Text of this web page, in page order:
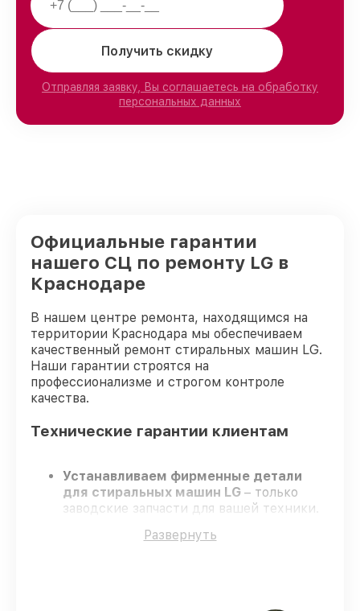
Получить скидку
Отправляя заявку, Вы соглашаетесь на обработку
персональных данных
Официальные гарантии
нашего СЦ по ремонту LG в
Краснодаре
В нашем центре ремонта, находящимся на
территории Краснодара мы обеспечиваем
качественный ремонт стиральных машин LG.
Наши гарантии строятся на
профессионализме и строгом контроле
качества.
Технические гарантии клиентам
Устанавливаем фирменные детали
для стиральных машин LG – только
заводские запчасти для вашей техники.
проходят серьезную проверку знаний и
Развернуть